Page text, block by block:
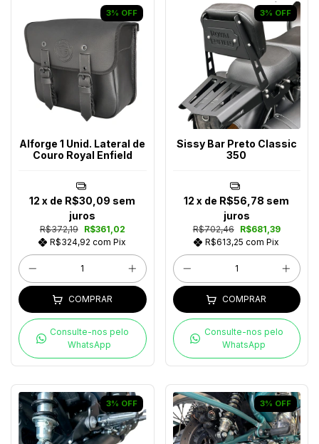
3% OFF
Alforge 1 Unid. Lateral de
Couro Royal Enfield
R$372,19
R$361,02
R$324,92com Pix
12 x de R$30,09 sem
juros
COMPRAR
Consulte-nos pelo
WhatsApp
3% OFF
Sissy Bar Preto Classic
350
R$702,46
R$681,39
R$613,25com Pix
12 x de R$56,78 sem
juros
COMPRAR
Consulte-nos pelo
WhatsApp
3% OFF 3% OFF